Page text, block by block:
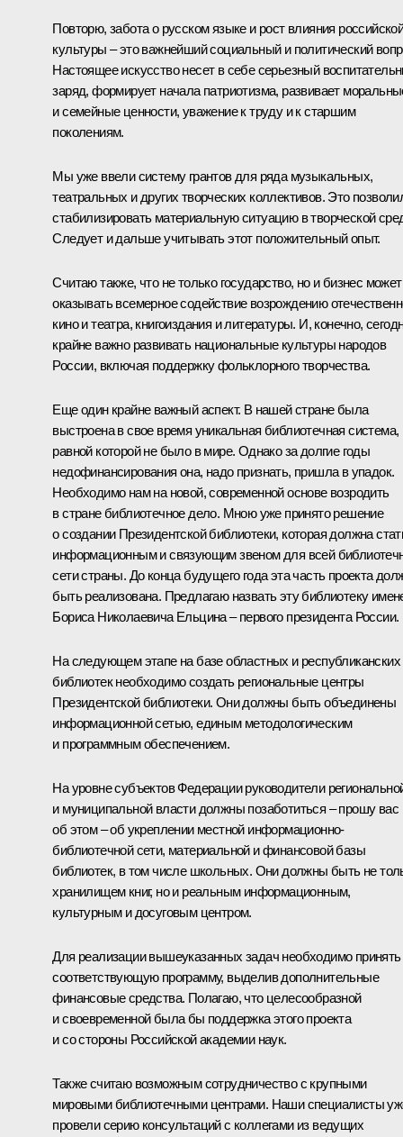
Повторю, забота о русском языке и рост влияния
культуры – это важнейший социальный и политический
Настоящее искусство несет в себе серьезный
заряд, формирует начала патриотизма, развивает
и семейные ценности, уважение к труду и к старшим
поколениям.
Мы уже ввели систему грантов для ряда музыкальных,
театральных и других творческих коллективов. Это
стабилизировать материальную ситуацию в творческой
Следует и дальше учитывать этот положительный опыт.
Считаю также, что не только государство, но и бизнес может
оказывать всемерное содействие возрождению
кино и театра, книгоиздания и литературы. И, конечно,
крайне важно развивать национальные культуры народов
России, включая поддержку фольклорного творчества.
Еще один крайне важный аспект. В нашей стране была
выстроена в свое время уникальная библиотечная система,
равной которой не было в мире. Однако за долгие годы
недофинансирования она, надо признать, пришла в упадок.
Необходимо нам на новой, современной основе возродить
в стране библиотечное дело. Мною уже принято решение
о создании Президентской библиотеки, которая должна
информационным и связующим звеном для всей
сети страны. До конца будущего года эта часть проекта
быть реализована. Предлагаю назвать эту библиотеку
Бориса Николаевича Ельцина – первого президента России.
На следующем этапе на базе областных и республиканских
библиотек необходимо создать региональные центры
Президентской библиотеки. Они должны быть объединены
информационной сетью, единым методологическим
и программным обеспечением.
На уровне субъектов Федерации руководители
и муниципальной власти должны позаботиться – прошу вас
об этом – об укреплении местной информационно-
библиотечной сети, материальной и финансовой базы
библиотек, в том числе школьных. Они должны быть не
хранилищем книг, но и реальным информационным,
культурным и досуговым центром.
Для реализации вышеуказанных задач необходимо принять
соответствующую программу, выделив дополнительные
финансовые средства. Полагаю, что целесообразной
и своевременной была бы поддержка этого проекта
и со стороны Российской академии наук.
Также считаю возможным сотрудничество с крупными
мировыми библиотечными центрами. Наши специалисты
провели серию консультаций с коллегами из ведущих